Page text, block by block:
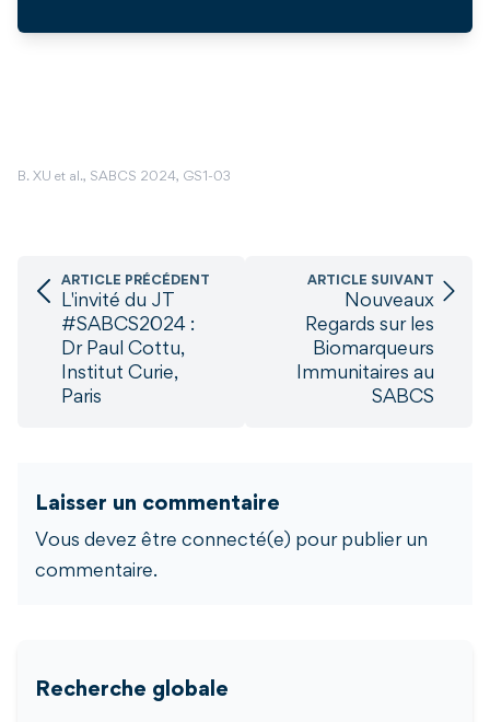
B. XU et al., SABCS 2024, GS1-03
ARTICLE PRÉCÉDENT
L'invité du JT
#SABCS2024 :
Dr Paul Cottu,
Institut Curie,
Paris
ARTICLE SUIVANT
Nouveaux
Regards sur les
Biomarqueurs
Immunitaires au
SABCS
Laisser un commentaire
Vous devez être connecté(e) pour publier un
commentaire.
Recherche globale